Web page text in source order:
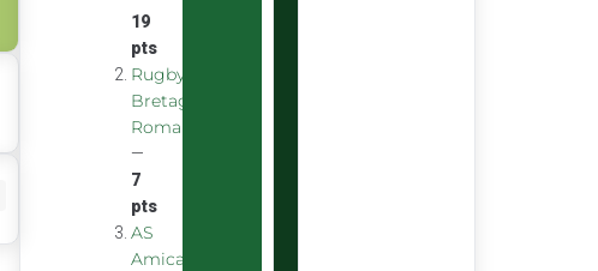
19
pts
Rugby
Bretagne
Romantique
—
7
pts
AS
Amicale